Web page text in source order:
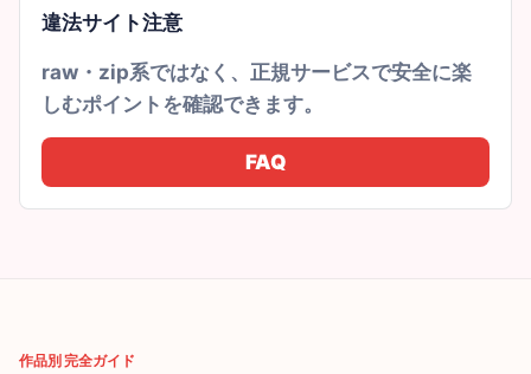
違法サイト注意
raw・zip系ではなく、正規サービスで安全に楽
しむポイントを確認できます。
FAQ
作品別 完全ガイド